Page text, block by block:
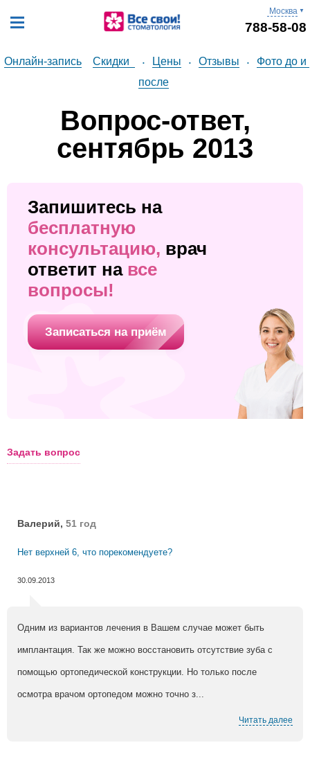
▼
Москва
788-58-08
Онлайн-запись Скидки • Цены • Отзывы •
Фото до и
после
Вопрос-ответ,
сентябрь 2013
Запишитесь на
бесплатную
консультацию, врач
ответит на все
вопросы!
Записаться на приём
Задать вопрос
Валерий, 51 год
Нет верхней 6, что порекомендуете?
30.09.2013
Одним из вариантов лечения в Вашем случае может быть
имплантация. Так же можно восстановить отсутствие зуба с
помощью ортопедической конструкции. Но только после
осмотра врачом ортопедом можно точно з...
Читать далее